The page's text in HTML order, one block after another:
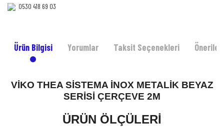
0530 418 69 03‎‎
Ürün Bilgisi Yorumlar Taksit Seçenekleri
VİKO THEA SİSTEMA İNOX METALİK BEYAZ
SERİSİ ÇERÇEVE 2M
ÜRÜN ÖLÇÜLERİ